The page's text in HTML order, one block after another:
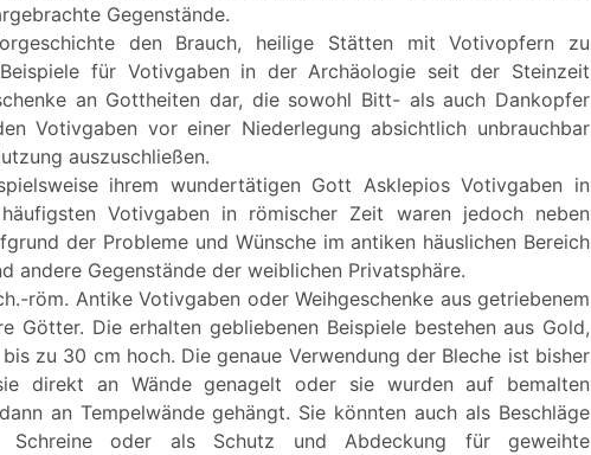
Gegenstände.
den Brauch, heilige Stätten mit Votivopfern zu
für Votivgaben in der Archäologie seit der Steinzeit
an Gottheiten dar, die sowohl Bitt- als auch Dankopfer
Votivgaben vor einer Niederlegung absichtlich unbrauchbar
auszuschließen.
ihrem wundertätigen Gott Asklepios Votivgaben in
Votivgaben in römischer Zeit waren jedoch neben
der Probleme und Wünsche im antiken häuslichen Bereich
andere Gegenstände der weiblichen Privatsphäre.
röm. Antike Votivgaben oder Weihgeschenke aus getriebenem
Götter. Die erhalten gebliebenen Beispiele bestehen aus Gold,
zu 30 cm hoch. Die genaue Verwendung der Bleche ist bisher
direkt an Wände genagelt oder sie wurden auf bemalten
an Tempelwände gehängt. Sie könnten auch als Beschläge
oder als Schutz und Abdeckung für geweihte